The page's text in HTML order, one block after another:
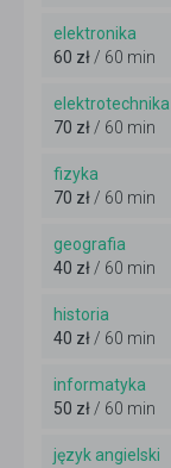
elektronika
60 zł/ 60 min
elektrotechnika
70 zł/ 60 min
fizyka
70 zł/ 60 min
geografia
40 zł/ 60 min
historia
40 zł/ 60 min
informatyka
50 zł/ 60 min
język angielski